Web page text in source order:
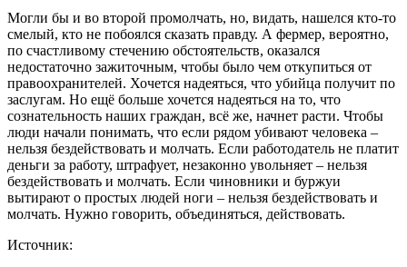
Могли бы и во второй промолчать, но, видать, нашелся кто-то
смелый, кто не побоялся сказать правду. А фермер, вероятно,
по счастливому стечению обстоятельств, оказался
недостаточно зажиточным, чтобы было чем откупиться от
правоохранителей. Хочется надеяться, что убийца получит по
заслугам. Но ещё больше хочется надеяться на то, что
сознательность наших граждан, всё же, начнет расти. Чтобы
люди начали понимать, что если рядом убивают человека –
нельзя бездействовать и молчать. Если работодатель не платит
деньги за работу, штрафует, незаконно увольняет – нельзя
бездействовать и молчать. Если чиновники и буржуи
вытирают о простых людей ноги – нельзя бездействовать и
молчать. Нужно говорить, объединяться, действовать.
Источник: